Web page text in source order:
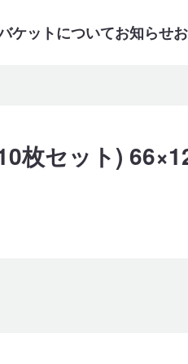
ケットについてお知らせ
枚セット)